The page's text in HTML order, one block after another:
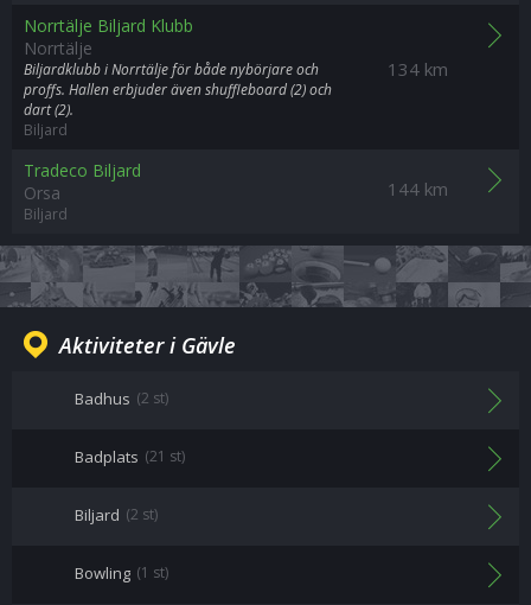
134 km
Norrtälje Biljard Klubb
Norrtälje
Biljardklubb i Norrtälje för både nybörjare och
proffs. Hallen erbjuder även shuffleboard (2) och
dart (2).
Biljard
144 km
Tradeco Biljard
Orsa
Biljard
Aktiviteter i Gävle
Badhus (2 st)
Badplats (21 st)
Biljard (2 st)
Bowling (1 st)